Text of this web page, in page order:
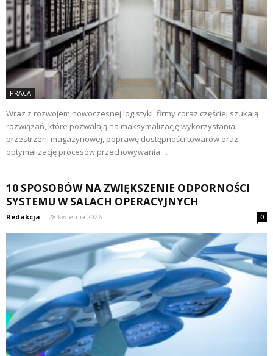
PRACA
Wraz z rozwojem nowoczesnej logistyki, firmy coraz częściej szukają
rozwiązań, które pozwalają na maksymalizację wykorzystania
przestrzeni magazynowej, poprawę dostępności towarów oraz
optymalizację procesów przechowywania....
10 SPOSOBÓW NA ZWIĘKSZENIE ODPORNOŚCI
SYSTEMU W SALACH OPERACYJNYCH
Redakcja - 28 kwietnia 2026 0